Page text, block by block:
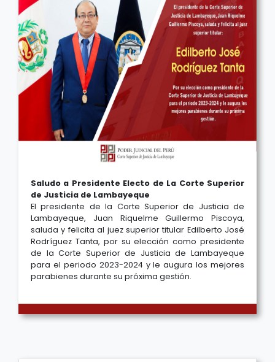
Saludo a Presidente Electo de La Corte Superior
de Justicia de Lambayeque
El presidente de la Corte Superior de Justicia de
Lambayeque, Juan Riquelme Guillermo Piscoya,
saluda y felicita al juez superior titular Edilberto José
Rodríguez Tanta, por su elección como presidente
de la Corte Superior de Justicia de Lambayeque
para el periodo 2023-2024 y le augura los mejores
parabienes durante su próxima gestión.